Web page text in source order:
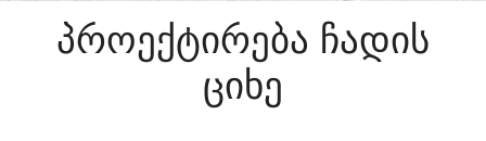
ᲞᲠᲝᲔᲥᲢᲘᲠᲔᲑᲐ ᲩᲐᲓᲘᲡ
ᲪᲘᲮᲔ